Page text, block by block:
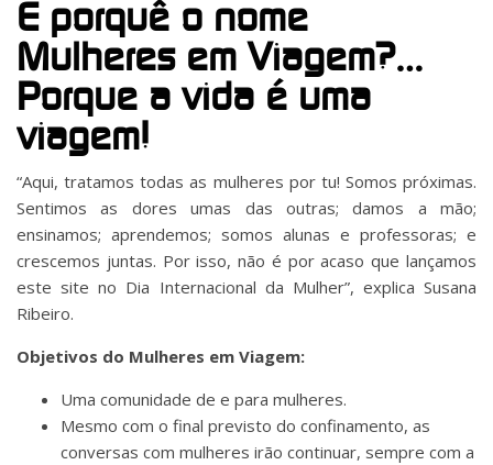
E porquê o nome
Mulheres em Viagem?…
Porque a vida é uma
viagem!
“Aqui, tratamos todas as mulheres por tu! Somos próximas.
Sentimos as dores umas das outras; damos a mão;
ensinamos; aprendemos; somos alunas e professoras; e
crescemos juntas. Por isso, não é por acaso que lançamos
este site no Dia Internacional da Mulher”, explica Susana
Ribeiro.
Objetivos do Mulheres em Viagem:
Uma comunidade de e para mulheres.
Mesmo com o final previsto do confinamento, as
conversas com mulheres irão continuar, sempre com a